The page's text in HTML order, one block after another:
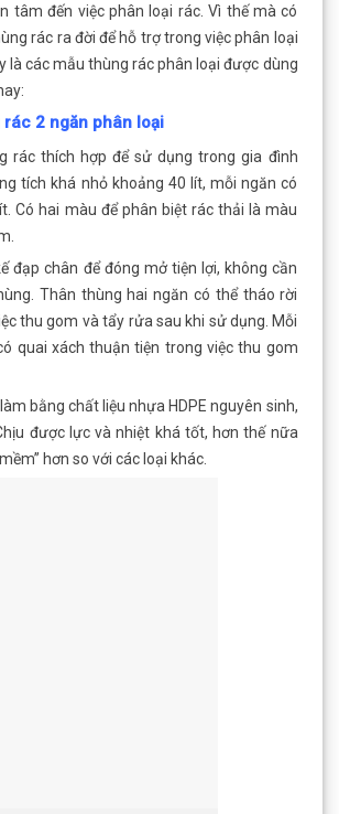
tâm đến việc phân loại rác. Vì thế mà có
rác ra đời để hỗ trợ trong việc phân loại
là các mẫu thùng rác phân loại được dùng
rác 2 ngăn phân loại
rác thích hợp để sử dụng trong gia đình
tích khá nhỏ khoảng 40 lít, mỗi ngăn có
Có hai màu để phân biệt rác thải là màu
đạp chân để đóng mở tiện lợi, không cần
Thân thùng hai ngăn có thể tháo rời
thu gom và tẩy rửa sau khi sử dụng. Mỗi
quai xách thuận tiện trong việc thu gom
bằng chất liệu nhựa HDPE nguyên sinh,
được lực và nhiệt khá tốt, hơn thế nữa
hơn so với các loại khác.